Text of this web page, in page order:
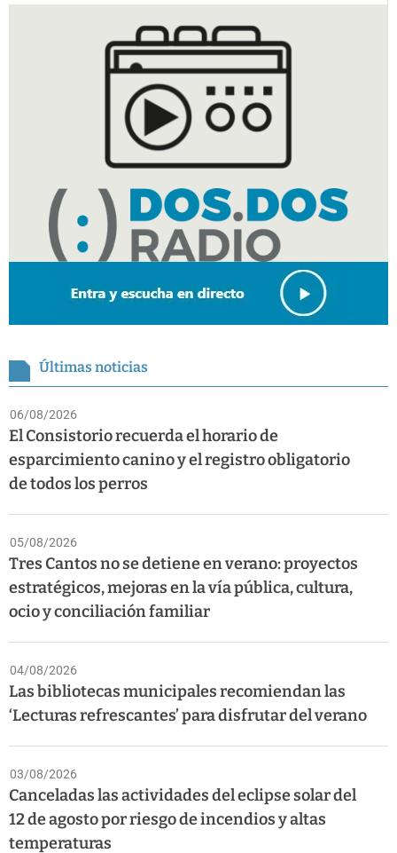
Últimas noticias
06/08/2026
El Consistorio recuerda el horario de
esparcimiento canino y el registro obligatorio
de todos los perros
05/08/2026
Tres Cantos no se detiene en verano: proyectos
estratégicos, mejoras en la vía pública, cultura,
ocio y conciliación familiar
04/08/2026
Las bibliotecas municipales recomiendan las
‘Lecturas refrescantes’ para disfrutar del verano
03/08/2026
Canceladas las actividades del eclipse solar del
12 de agosto por riesgo de incendios y altas
temperaturas